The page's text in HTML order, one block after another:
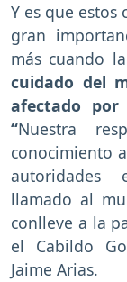
Y es que estos
gran
más cuando
cuidado del
afectado por
“Nuestra
conocimiento
autoridades
llamado al
conlleve a la
el Cabildo
Jaime Arias.